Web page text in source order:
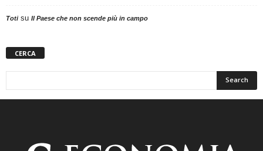
Totisu Il Paese che non scende più in campo
CERCA